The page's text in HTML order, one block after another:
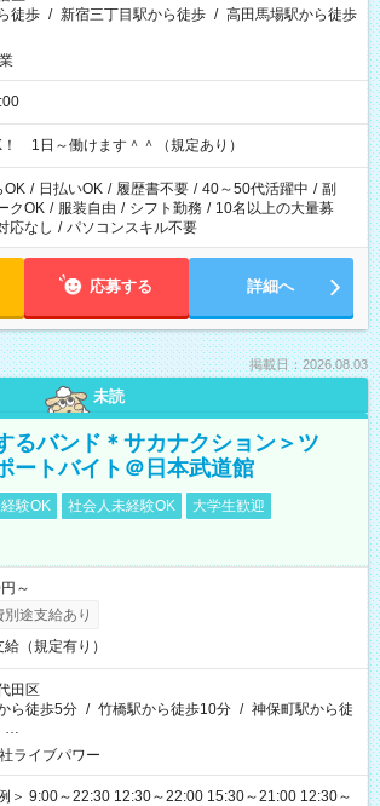
徒歩 / 新宿三丁目駅から徒歩 / 高田馬場駅から徒歩
！ 1日～働けます＾＾（規定あり）
OK / 日払いOK / 履歴書不要 / 40～50代活躍中 / 副
クOK / 服装自由 / シフト勤務 / 10名以上の大量募
応なし / パソコンスキル不要
応募する 詳細へ
掲載日：2026.08.03
未読
るバンド＊サカナクション＞ツ
ートバイト＠日本武道館
験OK 社会人未経験OK
大学生歓迎
～
別途支給あり
給（規定有り）
田区
ら徒歩5分 / 竹橋駅から徒歩10分 / 神保町駅から徒
…
ライブパワー
＞ 9:00～22:30 12:30～22:00 15:30～21:00 12:30～